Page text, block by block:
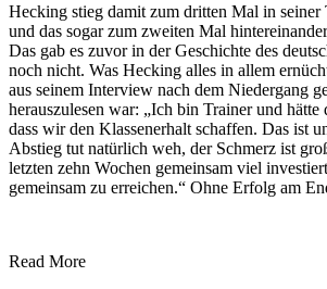
Hecking stieg damit zum dritten Mal in seiner
und das sogar zum zweiten Mal
Das gab es zuvor in der Geschichte des
noch nicht. Was Hecking alles in allem
aus seinem Interview nach dem Niedergang
herauszulesen war: „Ich bin Trainer und hätte
dass wir den Klassenerhalt schaffen. Das ist
Abstieg tut natürlich weh, der Schmerz ist
letzten zehn Wochen gemeinsam viel
gemeinsam zu erreichen.“ Ohne Erfolg am
Read More